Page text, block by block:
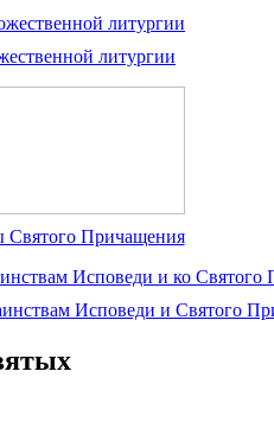
литургии
Святого Причащения
Исповеди и Святого